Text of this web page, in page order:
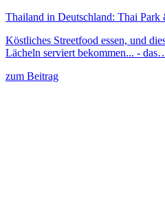
Thailand in Deutschland: Thai Park
Köstliches Streetfood essen, und
Lächeln serviert bekommen... -
zum Beitrag